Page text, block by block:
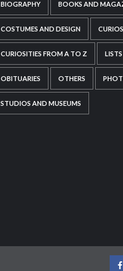
BIOGRAPHY BOOKS AND
COSTUMES AND DESIGN
CURIOSITIES FROM A TO Z LISTS
OBITUARIES OTHERS
STUDIOS AND MUSEUMS